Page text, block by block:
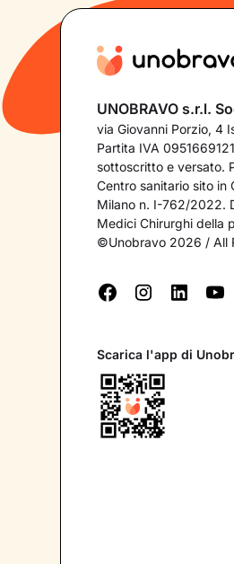
UNOBRAVO s.r.l.
via Giovanni Porzio, 4
Partita IVA
sottoscritto e versato.
Centro sanitario sito in
Milano n. I-762/2022.
Medici Chirurghi della
©Unobravo 2026 / All
Scarica l'app di